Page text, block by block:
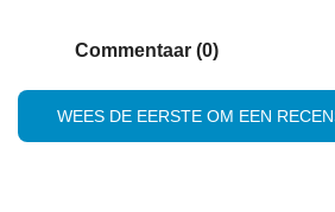
Commentaar (0)
WEES DE EERSTE OM EEN